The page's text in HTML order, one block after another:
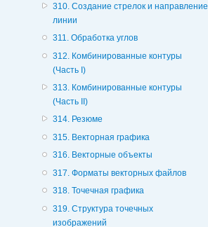
310. Создание стрелок и направление
линии
311. Обработка углов
312. Комбинированные контуры
(Часть I)
313. Комбинированные контуры
(Часть II)
314. Резюме
315. Векторная графика
316. Векторные объекты
317. Форматы векторных файлов
318. Точечная графика
319. Структура точечных
изображений